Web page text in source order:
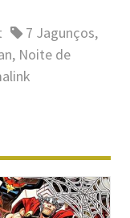
7 Jagunços,
, Noite de